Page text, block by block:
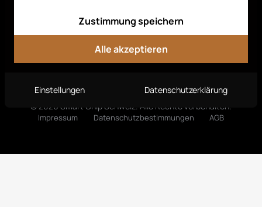
Deutsch
© 2026 Smart Chip Schweiz. Alle Rechte vorbehalten.
Impressum Daten­schutz­bestim­mungen AGB
Zustimmung speichern
Alle akzeptieren
Einstellungen Datenschutzerklärung